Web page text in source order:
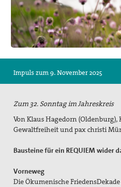
Facebook
Kontakt
Impressum
Suche
Impuls zum 9. November 2025
Zum 32. Sonntag im Jahreskreis
Von Klaus Hagedorn
Gewaltfreiheit und pax christi
Bausteine für ein REQUIEM wider
Vorneweg
Die Ökumenische